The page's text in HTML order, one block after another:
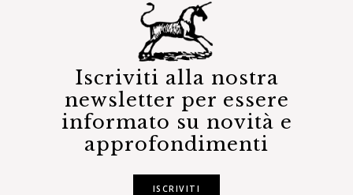
Iscriviti alla nostra
newsletter per essere
informato su novità e
approfondimenti
ISCRIVITI